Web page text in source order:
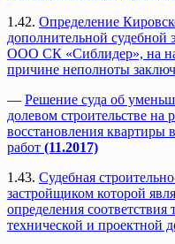
1.42. Определение
дополнительной судебной
ООО СК «Сиблидер», на
причине неполноты
— Решение суда об
долевом строительстве на
восстановления квартиры
работ (11.2017)
1.43. Судебная
застройщиком которой
определения
технической и проектной